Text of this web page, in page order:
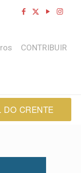
CONTRIBUIR
DO CRENTE